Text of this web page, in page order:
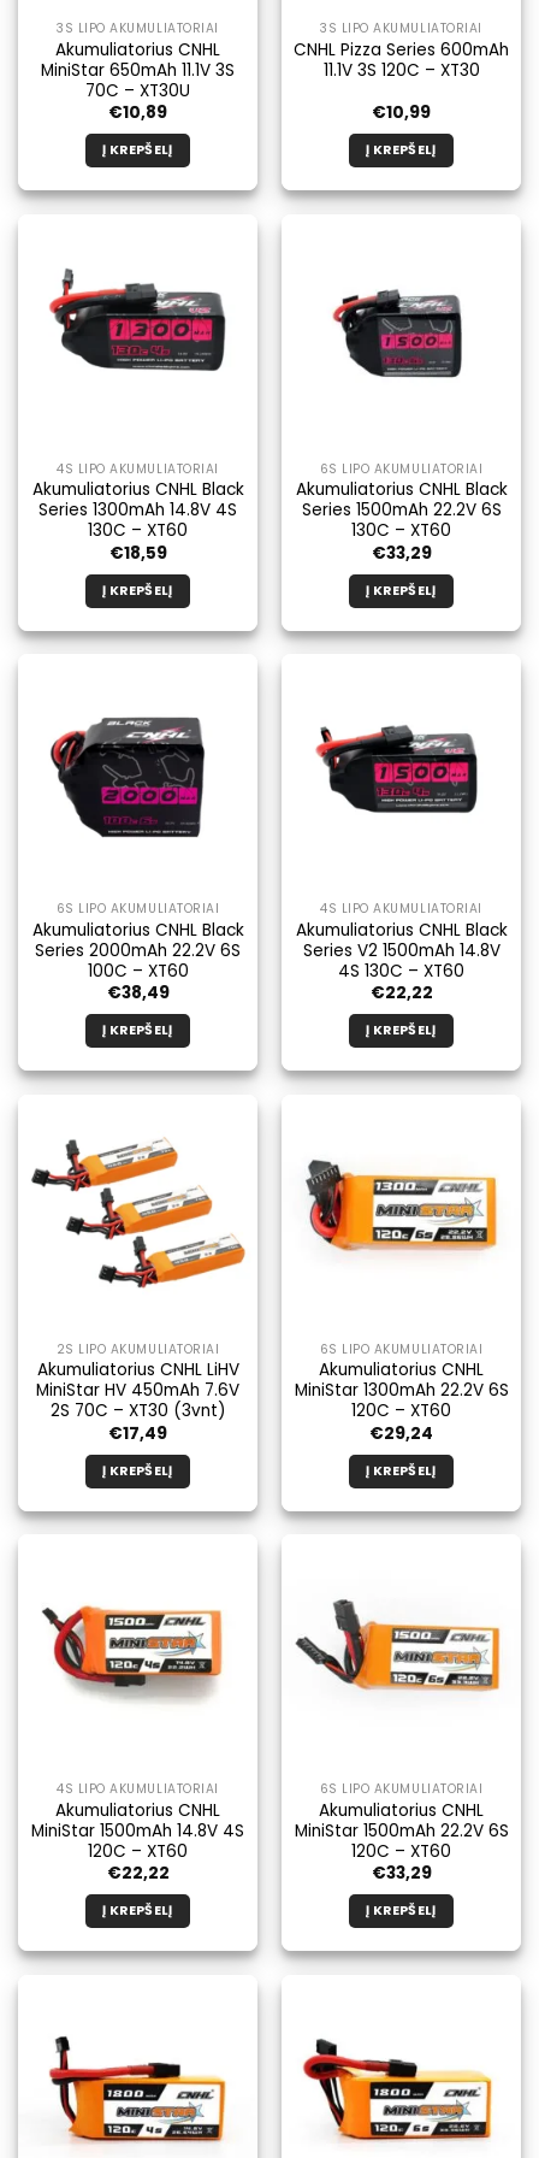
3S LIPO AKUMULIATORIAI
Akumuliatorius CNHL
MiniStar 650mAh 11.1V 3S
70C – XT30U
€10,89
Į KREPŠELĮ
3S LIPO AKUMULIATORIAI
CNHL Pizza Series 600mAh
11.1V 3S 120C – XT30
€10,99
Į KREPŠELĮ
4S LIPO AKUMULIATORIAI
Akumuliatorius CNHL Black
Series 1300mAh 14.8V 4S
130C – XT60
€18,59
Į KREPŠELĮ
6S LIPO AKUMULIATORIAI
Akumuliatorius CNHL Black
Series 1500mAh 22.2V 6S
130C – XT60
€33,29
Į KREPŠELĮ
6S LIPO AKUMULIATORIAI
Akumuliatorius CNHL Black
Series 2000mAh 22.2V 6S
100C – XT60
€38,49
Į KREPŠELĮ
4S LIPO AKUMULIATORIAI
Akumuliatorius CNHL Black
Series V2 1500mAh 14.8V
4S 130C – XT60
€22,22
Į KREPŠELĮ
2S LIPO AKUMULIATORIAI
Akumuliatorius CNHL LiHV
MiniStar HV 450mAh 7.6V
2S 70C – XT30 (3vnt)
€17,49
Į KREPŠELĮ
6S LIPO AKUMULIATORIAI
Akumuliatorius CNHL
MiniStar 1300mAh 22.2V 6S
120C – XT60
€29,24
Į KREPŠELĮ
4S LIPO AKUMULIATORIAI
Akumuliatorius CNHL
MiniStar 1500mAh 14.8V 4S
120C – XT60
€22,22
Į KREPŠELĮ
6S LIPO AKUMULIATORIAI
Akumuliatorius CNHL
MiniStar 1500mAh 22.2V 6S
120C – XT60
€33,29
Į KREPŠELĮ